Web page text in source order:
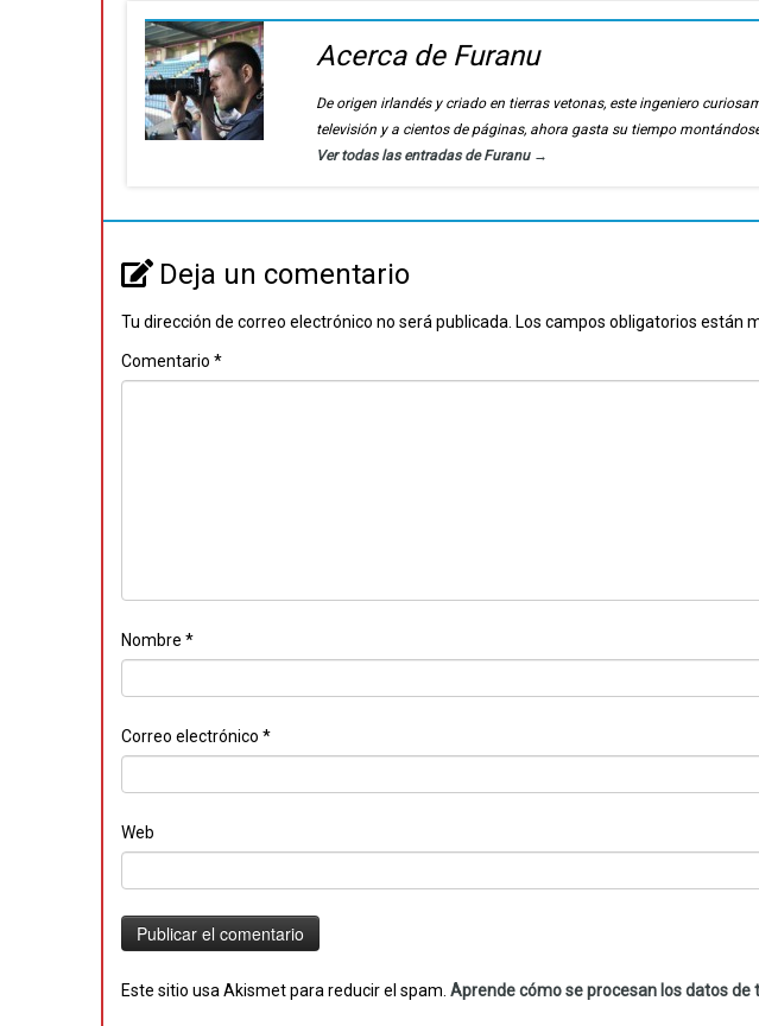
Acerca de Furanu
De origen irlandés y criado en tierras vetonas, este ingeniero
televisión y a cientos de páginas, ahora gasta su tiempo
Ver todas las entradas de Furanu →
Deja un comentario
Tu dirección de correo electrónico no será publicada. Los campos obligatorios están
Comentario *
Nombre *
Correo electrónico *
Web
Este sitio usa Akismet para reducir el spam. Aprende cómo se procesan los datos de